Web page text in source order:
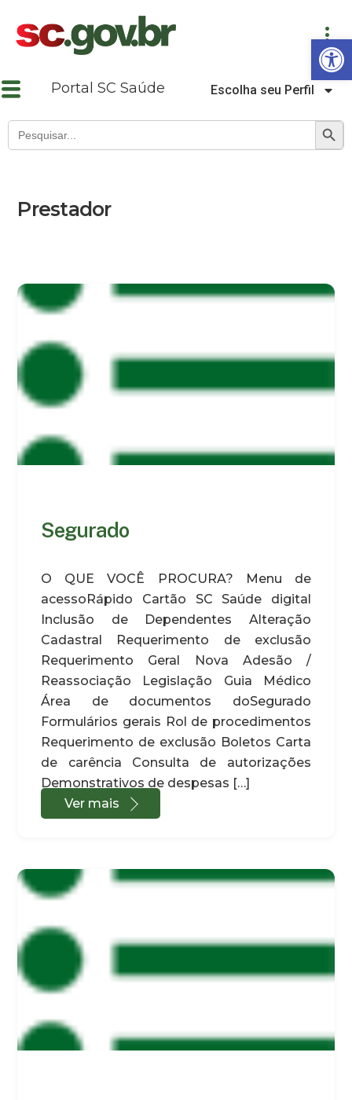
Abrir a barra de ferramentas
Portal SC Saúde Escolha seu Perfil
Search
for:
SEARCH
Prestador
Segurado
O QUE VOCÊ PROCURA? Menu de
acessoRápido Cartão SC Saúde digital
Inclusão de Dependentes Alteração
Cadastral Requerimento de exclusão
Requerimento Geral Nova Adesão /
Reassociação Legislação Guia Médico
Área de documentos doSegurado
Formulários gerais Rol de procedimentos
Requerimento de exclusão Boletos Carta
de carência Consulta de autorizações
Demonstrativos de despesas […]
Ver mais